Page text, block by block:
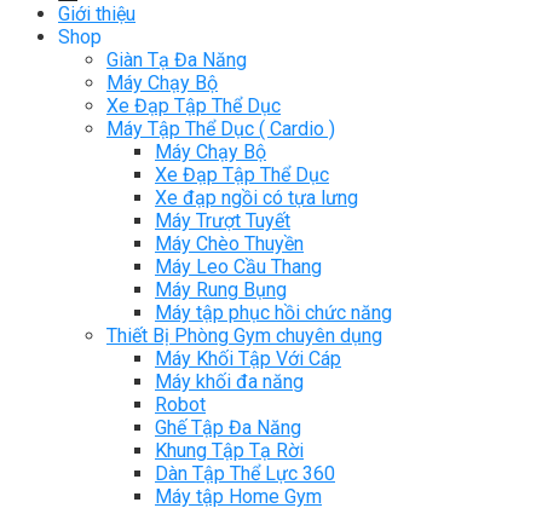
Giới thiệu
Shop
Giàn Tạ Đa Năng
Máy Chạy Bộ
Xe Đạp Tập Thể Dục
Máy Tập Thể Dục ( Cardio )
Máy Chạy Bộ
Xe Đạp Tập Thể Dục
Xe đạp ngồi có tựa lưng
Máy Trượt Tuyết
Máy Chèo Thuyền
Máy Leo Cầu Thang
Máy Rung Bụng
Máy tập phục hồi chức năng
Thiết Bị Phòng Gym chuyên dụng
Máy Khối Tập Với Cáp
Máy khối đa năng
Robot
Ghế Tập Đa Năng
Khung Tập Tạ Rời
Dàn Tập Thể Lực 360
Máy tập Home Gym